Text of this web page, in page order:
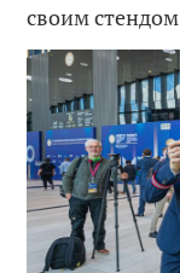
своим